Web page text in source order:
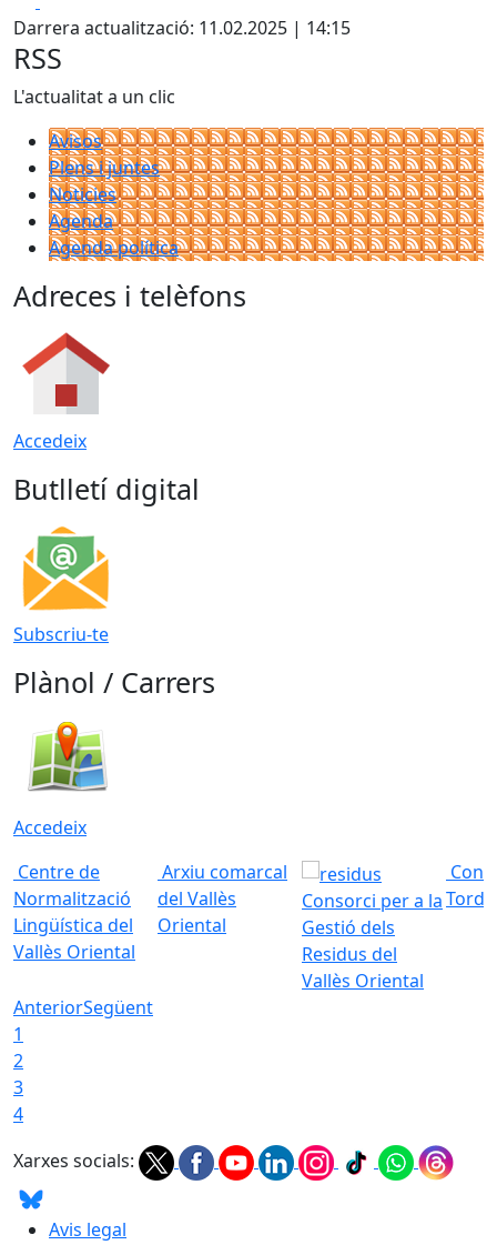
Darrera actualització: 11.02.2025 | 14:15
RSS
L'actualitat a un clic
Avisos
Plens i juntes
Noticies
Agenda
Agenda política
Adreces i telèfons
Accedeix
Butlletí digital
Subscriu-te
Plànol / Carrers
Accedeix
Centre de
Normalització
Lingüística del
Vallès Oriental
Arxiu comarcal
del Vallès
Oriental
Consorci per a la
Gestió dels
Residus del
Vallès Oriental
AnteriorSegüent
1
2
3
4
Xarxes socials:
Avis legal